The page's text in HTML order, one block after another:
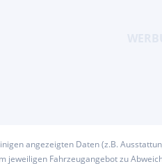
angezeigten Daten (z.B.
jeweiligen Fahrzeugangebot zu